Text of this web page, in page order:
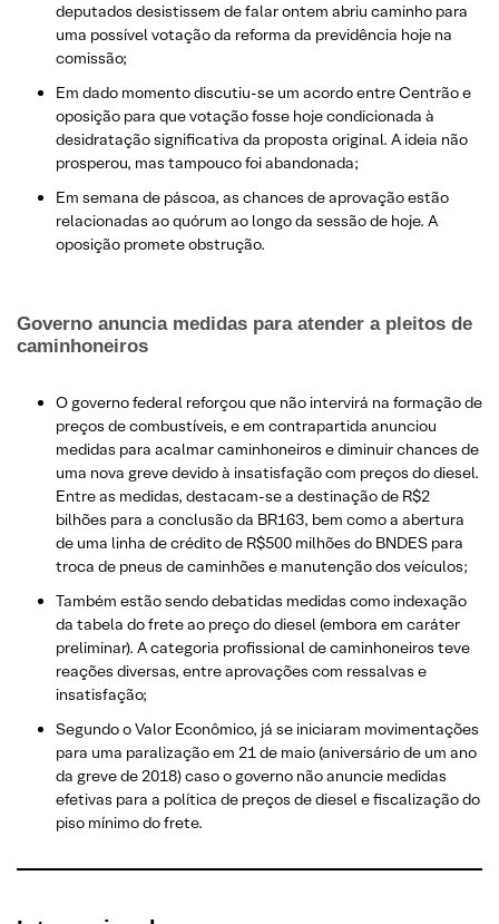
deputados desistissem de falar ontem abriu caminho para
uma possível votação da reforma da previdência hoje na
comissão;
Em dado momento discutiu-se um acordo entre Centrão e
oposição para que votação fosse hoje condicionada à
desidratação significativa da proposta original. A ideia não
prosperou, mas tampouco foi abandonada;
Em semana de páscoa, as chances de aprovação estão
relacionadas ao quórum ao longo da sessão de hoje. A
oposição promete obstrução.
Governo anuncia medidas para atender a pleitos de
caminhoneiros
O governo federal reforçou que não intervirá na formação de
preços de combustíveis, e em contrapartida anunciou
medidas para acalmar caminhoneiros e diminuir chances de
uma nova greve devido à insatisfação com preços do diesel.
Entre as medidas, destacam-se a destinação de R$2
bilhões para a conclusão da BR163, bem como a abertura
de uma linha de crédito de R$500 milhões do BNDES para
troca de pneus de caminhões e manutenção dos veículos;
Também estão sendo debatidas medidas como indexação
da tabela do frete ao preço do diesel (embora em caráter
preliminar). A categoria profissional de caminhoneiros teve
reações diversas, entre aprovações com ressalvas e
insatisfação;
Segundo o Valor Econômico, já se iniciaram movimentações
para uma paralização em 21 de maio (aniversário de um ano
da greve de 2018) caso o governo não anuncie medidas
efetivas para a política de preços de diesel e fiscalização do
piso mínimo do frete.